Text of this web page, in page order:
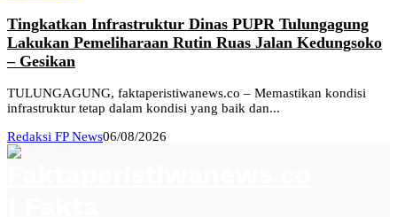
Tingkatkan Infrastruktur Dinas PUPR Tulungagung
Lakukan Pemeliharaan Rutin Ruas Jalan Kedungsoko
– Gesikan
TULUNGAGUNG, faktaperistiwanews.co – Memastikan kondisi
infrastruktur tetap dalam kondisi yang baik dan...
Redaksi FP News06/08/2026